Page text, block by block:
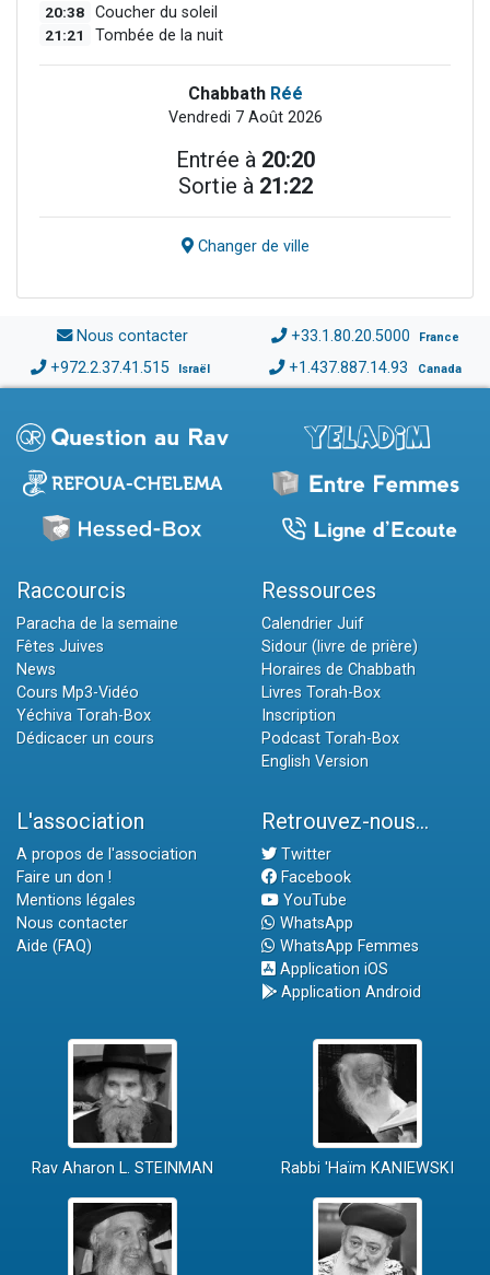
20:38 Coucher du soleil
21:21 Tombée de la nuit
Chabbath Réé
Vendredi 7 Août 2026
Entrée à 20:20
Sortie à 21:22
Changer de ville
Nous contacter +33.1.80.20.5000 France
+972.2.37.41.515 Israël +1.437.887.14.93 Canada
Raccourcis
Paracha de la semaine
Fêtes Juives
News
Cours Mp3-Vidéo
Yéchiva Torah-Box
Dédicacer un cours
Ressources
Calendrier Juif
Sidour (livre de prière)
Horaires de Chabbath
Livres Torah-Box
Inscription
Podcast Torah-Box
English Version
L'association
A propos de l'association
Faire un don !
Mentions légales
Nous contacter
Aide (FAQ)
Retrouvez-nous...
Twitter
Facebook
YouTube
WhatsApp
WhatsApp Femmes
Application iOS
Application Android
Rav Aharon L. STEINMAN Rabbi 'Haïm KANIEWSKI